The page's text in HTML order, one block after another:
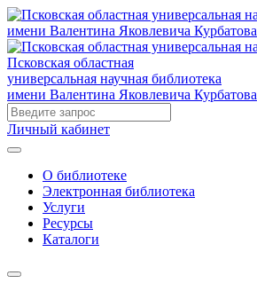
Псковская областная
универсальная научная библиотека
имени Валентина Яковлевича Курбатова
Личный кабинет
О библиотеке
Электронная библиотека
Услуги
Ресурсы
Каталоги